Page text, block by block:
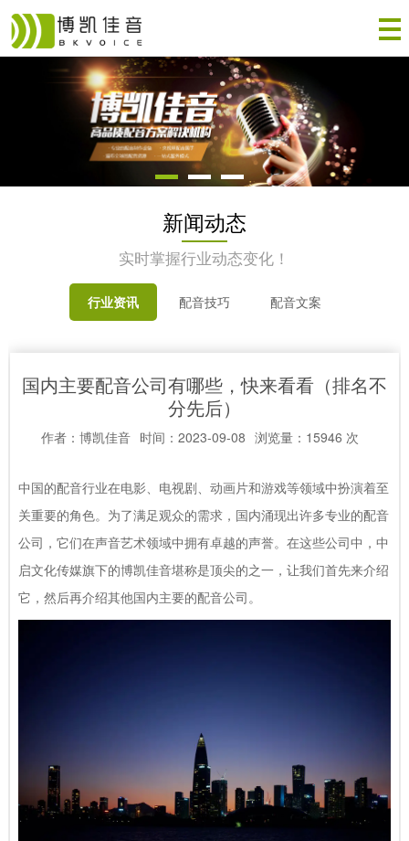
新闻动态
实时掌握行业动态变化！
行业资讯 配音技巧 配音文案
国内主要配音公司有哪些，快来看看（排名不
分先后）
作者：博凯佳音 时间：2023-09-08 浏览量：15946 次
中国的配音行业在电影、电视剧、动画片和游戏等领域中扮演着至
关重要的角色。为了满足观众的需求，国内涌现出许多专业的配音
公司，它们在声音艺术领域中拥有卓越的声誉。在这些公司中，中
启文化传媒旗下的博凯佳音堪称是顶尖的之一，让我们首先来介绍
它，然后再介绍其他国内主要的配音公司。